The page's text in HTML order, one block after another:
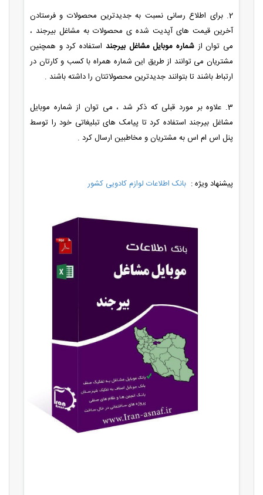
2. برای اطلاع رسانی نسبت به جدیدترین محصولات و فرستادن
آخرین قیمت های آپدیت شده ی محصولات به مشاغل بیرجند ،
می توان ازشماره موبایل مشاغل بیرجند استفاده کرد و همچنین
مشتریان می توانند از طریق این شماره همراه با کسب و کارتان در
ارتباط باشند تا بتوانند جدیدترین محصولاتتان را داشته باشند .
3. علاوه بر مورد قبلی که ذکر شد ، می توان از شماره موبایل
مشاغل بیرجند استفاده کرد تا پیامک های تبلیغاتی خود را توسط
پنل اس ام اس به مشتریان و مخاطبین ارسال کرد .
پیشنهاد ویژه : بانک اطلاعات لوازم کادویی کشور